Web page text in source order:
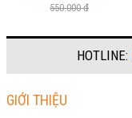
550.000 đ
HOTLINE:
GIỚI THIỆU